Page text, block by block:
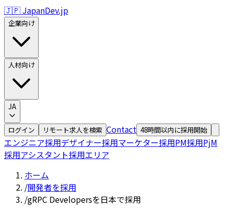
🇯🇵 JapanDev.jp
企業向け
人材向け
JA
ログイン リモート求人を検索 Contact 48時間以内に採用開始
エンジニア採用デザイナー採用マーケター採用PM採用PjM
採用アシスタント採用エリア
ホーム
/開発者を採用
/gRPC Developersを日本で採用